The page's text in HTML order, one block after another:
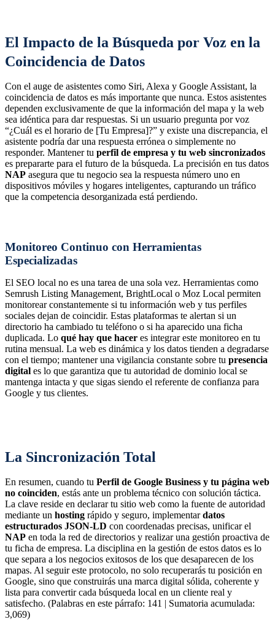
El Impacto de la Búsqueda por Voz en la
Coincidencia de Datos
Con el auge de asistentes como Siri, Alexa y Google Assistant, la
coincidencia de datos es más importante que nunca. Estos asistentes
dependen exclusivamente de que la información del mapa y la web
sea idéntica para dar respuestas. Si un usuario pregunta por voz
“¿Cuál es el horario de [Tu Empresa]?” y existe una discrepancia, el
asistente podría dar una respuesta errónea o simplemente no
responder. Mantener tu perfil de empresa y tu web sincronizados
es prepararte para el futuro de la búsqueda. La precisión en tus datos
NAP asegura que tu negocio sea la respuesta número uno en
dispositivos móviles y hogares inteligentes, capturando un tráfico
que la competencia desorganizada está perdiendo.
Monitoreo Continuo con Herramientas
Especializadas
El SEO local no es una tarea de una sola vez. Herramientas como
Semrush Listing Management, BrightLocal o Moz Local permiten
monitorear constantemente si tu información web y tus perfiles
sociales dejan de coincidir. Estas plataformas te alertan si un
directorio ha cambiado tu teléfono o si ha aparecido una ficha
duplicada. Lo qué hay que hacer es integrar este monitoreo en tu
rutina mensual. La web es dinámica y los datos tienden a degradarse
con el tiempo; mantener una vigilancia constante sobre tu presencia
digital es lo que garantiza que tu autoridad de dominio local se
mantenga intacta y que sigas siendo el referente de confianza para
Google y tus clientes.
La Sincronización Total
En resumen, cuando tu Perfil de Google Business y tu página web
no coinciden, estás ante un problema técnico con solución táctica.
La clave reside en declarar tu sitio web como la fuente de autoridad
mediante un hosting rápido y seguro, implementardatos
estructurados JSON-LD con coordenadas precisas, unificar el
NAP en toda la red de directorios y realizar una gestión proactiva de
tu ficha de empresa. La disciplina en la gestión de estos datos es lo
que separa a los negocios exitosos de los que desaparecen de los
mapas. Al seguir este protocolo, no solo recuperarás tu posición en
Google, sino que construirás una marca digital sólida, coherente y
lista para convertir cada búsqueda local en un cliente real y
satisfecho. (Palabras en este párrafo: 141 | Sumatoria acumulada:
3,069)